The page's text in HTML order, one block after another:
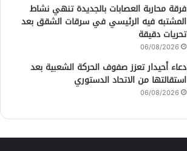
فرقة محاربة العصابات بالجديدة تنهي نشاط
المشتبه فيه الرئيسي في سرقات الشقق بعد
تحريات دقيقة
06/08/2026
دعاء أحيدار تعزز صفوف الحركة الشعبية بعد
استقالتها من الاتحاد الدستوري
06/08/2026